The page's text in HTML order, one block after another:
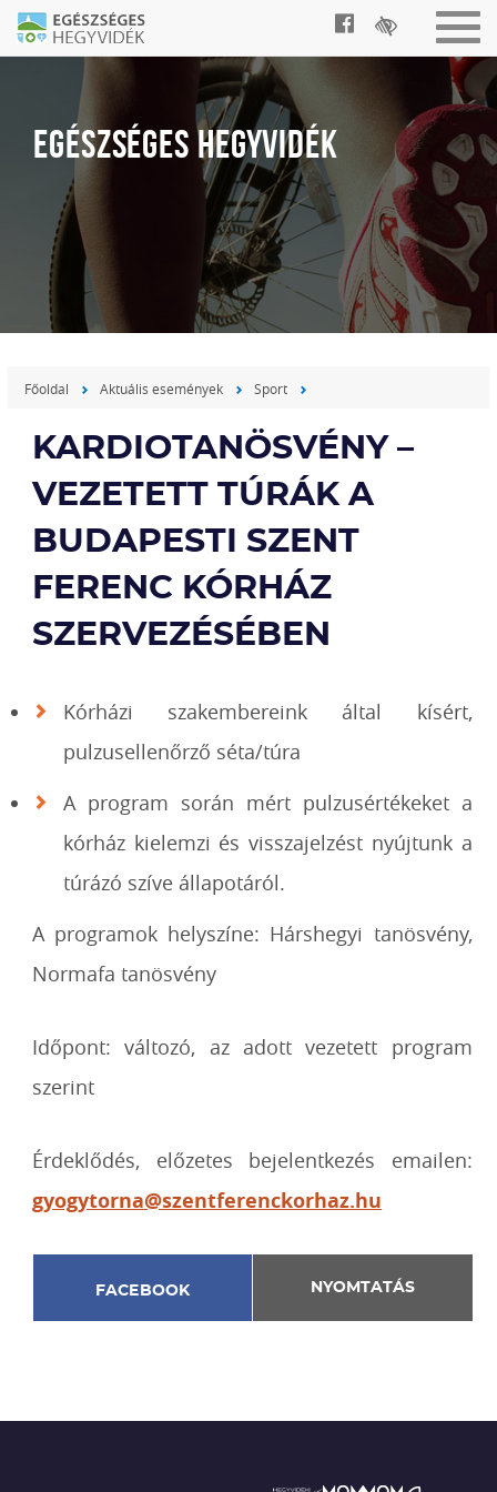
EGÉSZSÉGES HEGYVIDÉK
Főoldal Aktuális események Sport
KARDIOTANÖSVÉNY –
VEZETETT TÚRÁK A
BUDAPESTI SZENT
FERENC KÓRHÁZ
SZERVEZÉSÉBEN
Kórházi szakembereink által kísért,
pulzusellenőrző séta/túra
A program során mért pulzusértékeket a
kórház kielemzi és visszajelzést nyújtunk a
túrázó szíve állapotáról.
A programok helyszíne: Hárshegyi tanösvény,
Normafa tanösvény
Időpont: változó, az adott vezetett program
szerint
Érdeklődés, előzetes bejelentkezés emailen:
gyogytorna@szentferenckorhaz.hu
FACEBOOK NYOMTATÁS